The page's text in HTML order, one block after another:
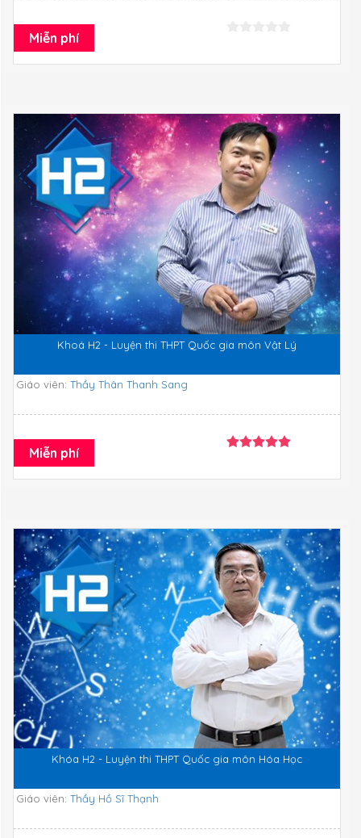
Miễn phí
Khoá H2 - Luyện thi THPT Quốc gia môn Vật Lý
Giáo viên: Thầy Thân Thanh Sang
Miễn phí
Khóa H2 - Luyện thi THPT Quốc gia môn Hóa Học
Giáo viên: Thầy Hồ Sĩ Thạnh